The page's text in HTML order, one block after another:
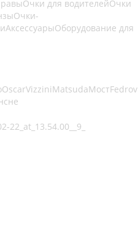
Очки для водителейОчки
Очки-
АксессуарыОборудование для
OscarVizziniMatsudaМостFedrov